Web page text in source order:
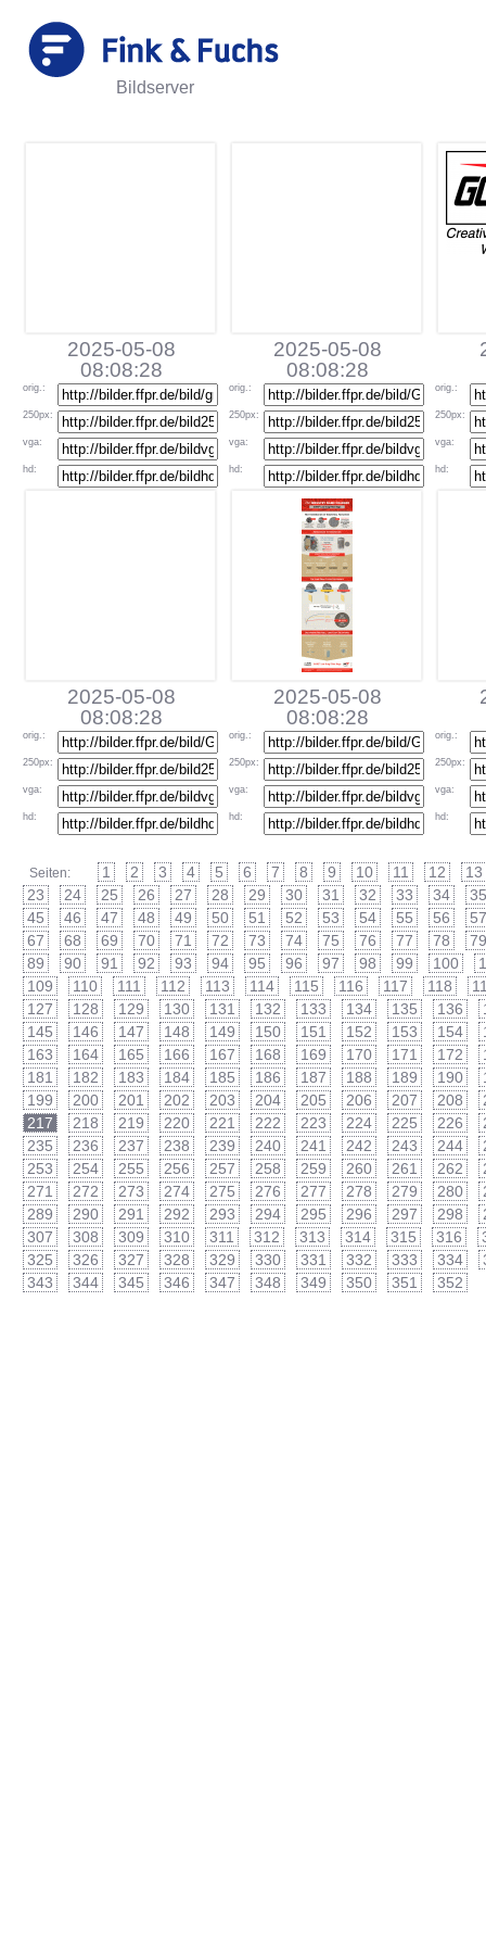
Bildserver
2025-05-08
08:08:28
orig.:
250px:
vga:
hd:
2025-05-08
08:08:28
orig.:
250px:
vga:
hd:
orig.:
250px:
vga:
hd:
2025-05-08
08:08:28
orig.:
250px:
vga:
hd:
2025-05-08
08:08:28
orig.:
250px:
vga:
hd:
orig.:
250px:
vga:
hd:
Seiten: 1 2 3 4 5 6 7 8 9 10 11 12
13
23
24 25 26 27 28 29 30 31 32 33 34
35
45
46 47 48 49 50 51 52 53 54 55 56
57
67
68 69 70 71 72 73 74 75 76 77 78
79
89
90 91 92 93 94 95 96 97 98 99 100
109
110 111 112 113 114 115 116 117 118
127
128 129 130 131 132 133 134 135 136
145
146 147 148 149 150 151 152 153 154
163
164 165 166 167 168 169 170 171 172
181
182 183 184 185 186 187 188 189 190
199
200 201 202 203 204 205 206 207 208
217
218 219 220 221 222 223 224 225 226
235
236 237 238 239 240 241 242 243 244
253
254 255 256 257 258 259 260 261 262
271
272 273 274 275 276 277 278 279 280
289
290 291 292 293 294 295 296 297 298
307
308 309 310 311 312 313 314 315 316
325
326 327 328 329 330 331 332 333 334
343
344 345 346 347 348 349 350 351 352